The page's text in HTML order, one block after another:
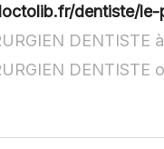
dentiste/
DENTISTE
DENTISTE